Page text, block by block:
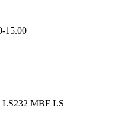
15.00
LS232 MBF LS